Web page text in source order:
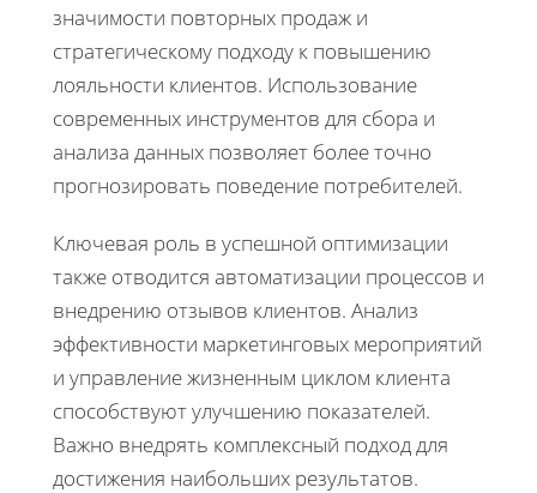
значимости повторных продаж и
стратегическому подходу к повышению
лояльности клиентов. Использование
современных инструментов для сбора и
анализа данных позволяет более точно
прогнозировать поведение потребителей.
Ключевая роль в успешной оптимизации
также отводится автоматизации процессов и
внедрению отзывов клиентов. Анализ
эффективности маркетинговых мероприятий
и управление жизненным циклом клиента
способствуют улучшению показателей.
Важно внедрять комплексный подход для
достижения наибольших результатов.